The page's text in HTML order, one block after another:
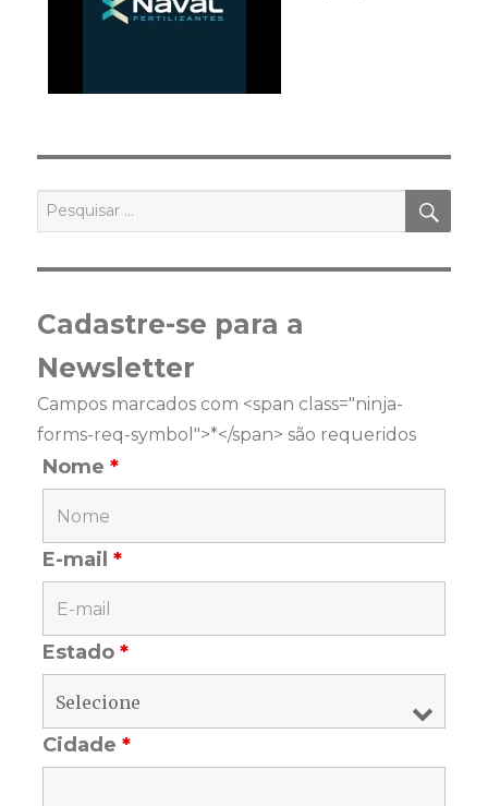
por:
Cadastre-se para a
Newsletter
Campos marcados com <span class="ninja-
forms-req-symbol">*</span> são requeridos
Nome*
E-mail*
Estado*
Cidade*